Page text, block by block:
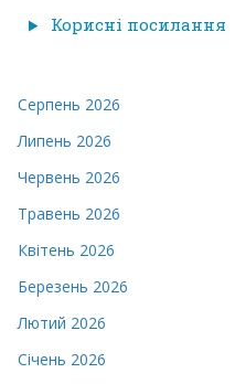
Корисні посилання
Серпень 2026
Липень 2026
Червень 2026
Травень 2026
Квітень 2026
Березень 2026
Лютий 2026
Січень 2026